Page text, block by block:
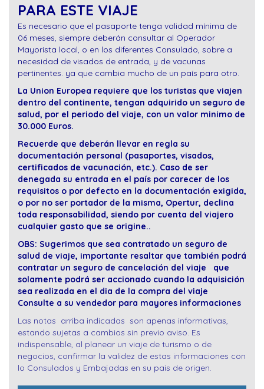
PARA ESTE VIAJE
Es necesario que el pasaporte tenga validad mínima de
06 meses, siempre deberán consultar al Operador
Mayorista local, o en los diferentes Consulado, sobre a
necesidad de visados de entrada, y de vacunas
pertinentes. ya que cambia mucho de un país para otro.
La Union Europea requiere que los turistas que viajen
dentro del continente, tengan adquirido un seguro de
salud, por el periodo del viaje, con un valor minimo de
30.000 Euros.
Recuerde que deberán llevar en regla su
documentación personal (pasaportes, visados,
certificados de vacunación, etc.). Caso de ser
denegada su entrada en el país por carecer de los
requisitos o por defecto en la documentación exigida,
o por no ser portador de la misma, Opertur, declina
toda responsabilidad, siendo por cuenta del viajero
cualquier gasto que se origine..
OBS: Sugerimos que sea contratado un seguro de
salud de viaje, importante resaltar que también podrá
contratar un seguro de cancelación del viaje que
solamente podrá ser accionado cuando la adquisición
sea realizada en el dia de la compra del viaje
Consulte a su vendedor para mayores informaciones
Las notas arriba indicadas son apenas informativas,
estando sujetas a cambios sin previo aviso. Es
indispensable, al planear un viaje de turismo o de
negocios, confirmar la validez de estas informaciones con
lo Consulados y Embajadas en su pais de origen.